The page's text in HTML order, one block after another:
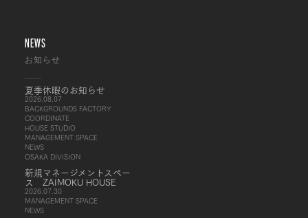
NEWS
お知らせ
夏季休暇のお知らせ
2026.08.07
BACKGROUNDS FACTORY
COORDINATE
HOUSE STUDIO
MANAGEMENT SPACE
NEWS
OSAKA DIVISION
新規マネージメントスペー
ス ZAIMOKU HOUSE
2026.07.30
MANAGEMENT SPACE
NEWS